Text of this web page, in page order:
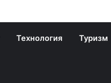
Технология Туризм